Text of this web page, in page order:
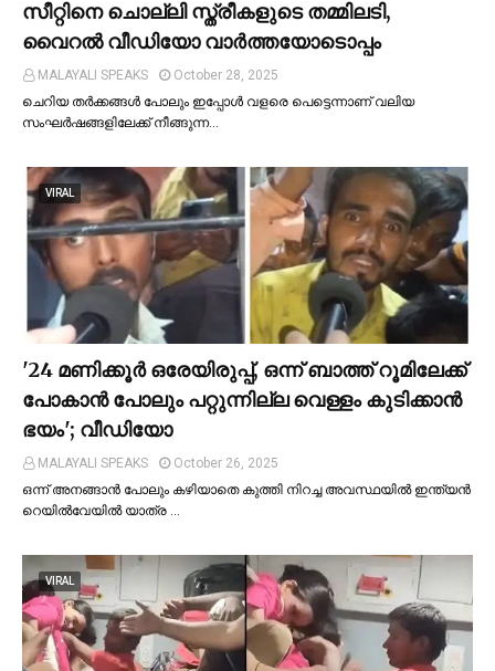
സീറ്റിനെ ചൊല്ലി സ്ത്രീകളുടെ തമ്മിലടി,
വൈറല്‍ വീഡിയോ വാർത്തയോടൊപ്പം
MALAYALI SPEAKS
October 28, 2025
ചെറിയ തര്‍ക്കങ്ങള്‍ പോലും ഇപ്പോള്‍ വളരെ പെട്ടെന്നാണ് വലിയ
സംഘര്‍ഷങ്ങളിലേക്ക് നീങ്ങുന്ന…
VIRAL
'24 മണിക്കൂര്‍ ഒരേയിരുപ്പ്, ഒന്ന് ബാത്ത് റൂമിലേക്ക്
പോകാന്‍ പോലും പറ്റുന്നില്ല വെള്ളം കുടിക്കാന്‍
ഭയം'; വീഡിയോ
MALAYALI SPEAKS
October 26, 2025
ഒന്ന് അനങ്ങാന്‍ പോലും കഴിയാതെ കുത്തി നിറച്ച അവസ്ഥയില്‍ ഇന്ത്യന്‍
റെയില്‍വേയില്‍ യാത്ര …
VIRAL